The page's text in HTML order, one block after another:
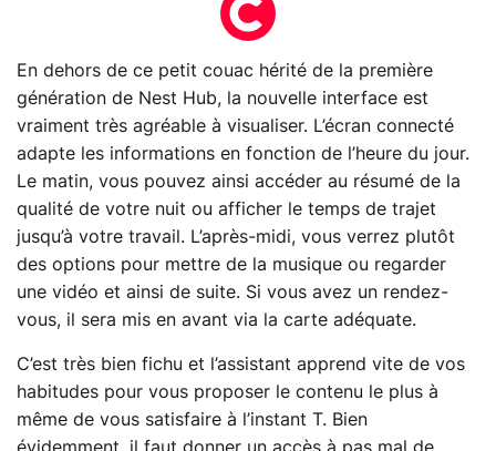
En dehors de ce petit couac hérité de la première
génération de Nest Hub, la nouvelle interface est
vraiment très agréable à visualiser. L’écran connecté
adapte les informations en fonction de l’heure du jour.
Le matin, vous pouvez ainsi accéder au résumé de la
qualité de votre nuit ou afficher le temps de trajet
jusqu’à votre travail. L’après-midi, vous verrez plutôt
des options pour mettre de la musique ou regarder
une vidéo et ainsi de suite. Si vous avez un rendez-
vous, il sera mis en avant via la carte adéquate.
C’est très bien fichu et l’assistant apprend vite de vos
habitudes pour vous proposer le contenu le plus à
même de vous satisfaire à l’instant T. Bien
évidemment, il faut donner un accès à pas mal de